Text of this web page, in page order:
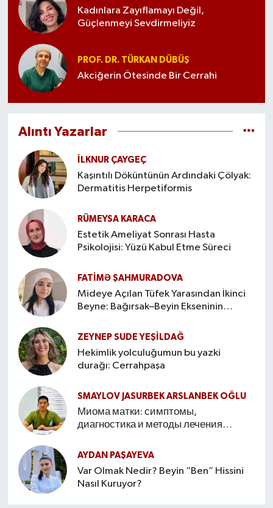
Kadınlara Zayıflamayı Değil,
Güçlenmeyi Sevdirmeliyiz
PROF. DR. TÜRKAN DÜBÜŞ
Akciğerin Ötesinde Bir Cerrahi
Alıntı Yazarlar
İLKNUR ÇAYGEÇ
Kaşıntılı Döküntünün Ardındaki Çölyak:
Dermatitis Herpetiformis
RÜMEYSA KARACA
Estetik Ameliyat Sonrası Hasta
Psikolojisi: Yüzü Kabul Etme Süreci
FATIMƏ ŞAHMURADOVA
Mideye Açılan Tüfek Yarasından İkinci
Beyne: Bağırsak–Beyin Ekseninin
ZEYNEP SUDE YEŞİLDAĞ
Hekimlik yolculuğumun bu yazki
durağı: Cerrahpaşa
SMAYLOV JASURBEK ARSLANBEK OĞLU
Миома матки: симптомы,
диагностика и методы лечения
AYDAN PAŞAYEVA
Var Olmak Nedir? Beyin “Ben” Hissini
Nasıl Kuruyor?